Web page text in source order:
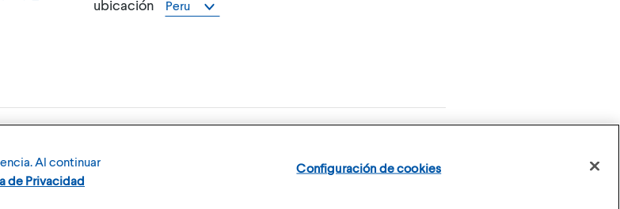
ubicación
Peru
Al continuar
de Privacidad
Configuración de cookies